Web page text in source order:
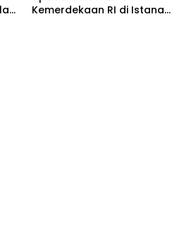
Kemerdekaan RI di Istana